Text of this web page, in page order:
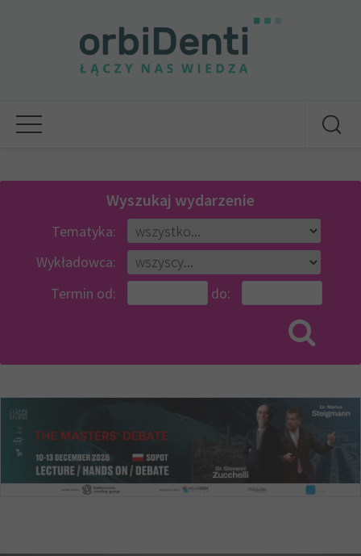
Wyszukaj wydarzenie
Tematyka:
Wykładowca:
Termin od:
do: